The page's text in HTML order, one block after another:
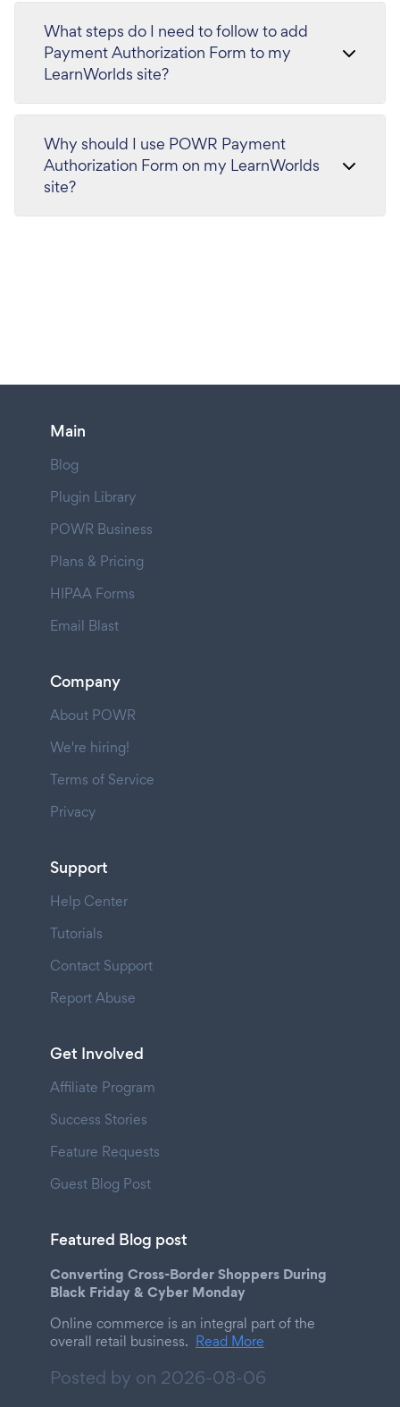
What steps do I need to follow to add
Payment Authorization Form to my
LearnWorlds site?
Why should I use POWR Payment
Authorization Form on my LearnWorlds
site?
Main
Blog
Plugin Library
POWR Business
Plans & Pricing
HIPAA Forms
Email Blast
Company
About POWR
We're hiring!
Terms of Service
Privacy
Support
Help Center
Tutorials
Contact Support
Report Abuse
Get Involved
Affiliate Program
Success Stories
Feature Requests
Guest Blog Post
Featured Blog post
Converting Cross-Border Shoppers During
Black Friday & Cyber Monday
Online commerce is an integral part of the
overall retail business. Read More
Posted by on 2026-08-06